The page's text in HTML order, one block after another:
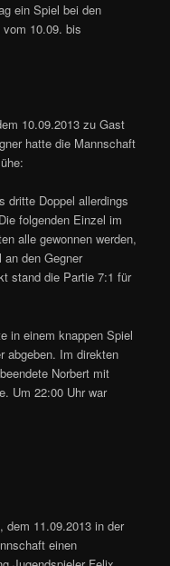
ein Spiel bei den
vom 10.09. bis
10.09.2013 zu Gast
hatte die Mannschaft
dritte Doppel allerdings
folgenden Einzel im
alle gewonnen werden,
den Gegner
stand die Partie 7:1 für
in einem knappen Spiel
abgeben. Im direkten
Norbert mit
Um 22:00 Uhr war
dem 11.09.2013 in der
einen